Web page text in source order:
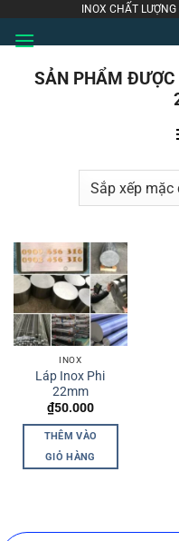
qua
INOX CHẤT
SẢN PHẨM ĐƯỢC
INOX
Láp Inox Phi
22mm
₫50.000
THÊM VÀO
GIỎ HÀNG